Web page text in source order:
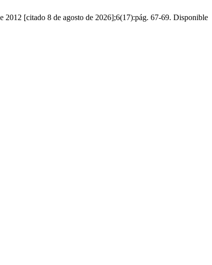
[citado 8 de agosto de 2026];6(17):pág. 67-69. Disponible